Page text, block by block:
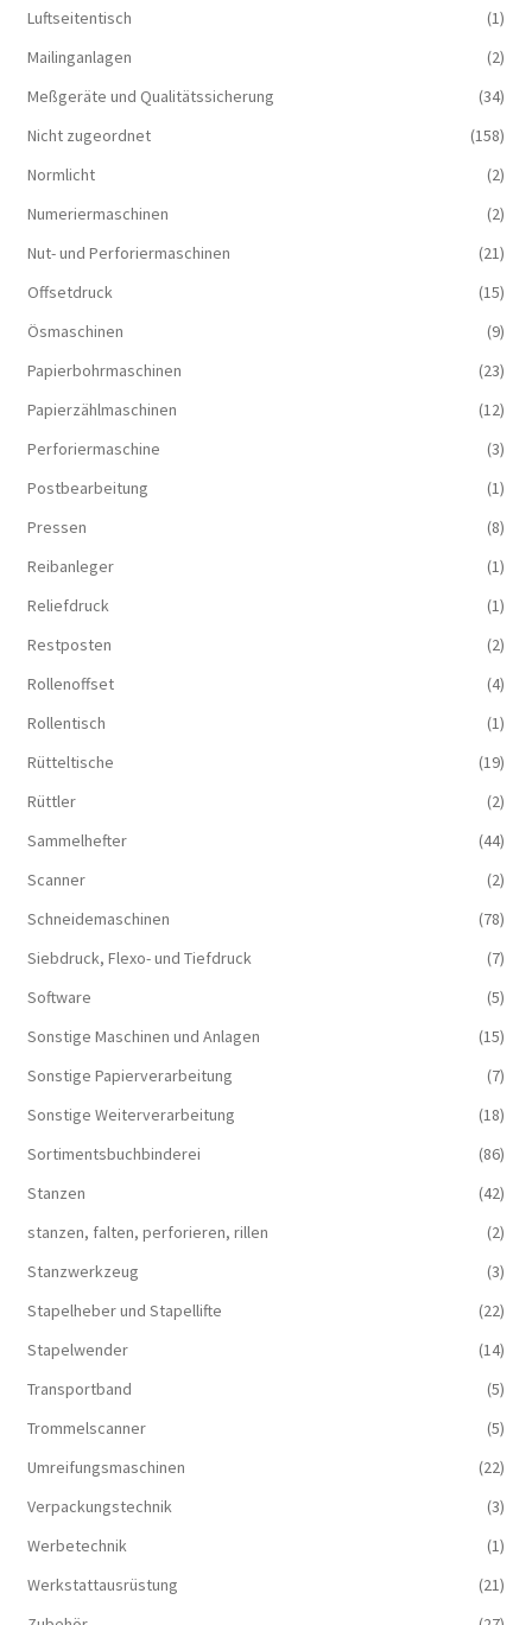
Luftseitentisch
(1)
Mailinganlagen
(2)
Meßgeräte und Qualitätssicherung
(34)
Nicht zugeordnet
(158)
Normlicht
(2)
Numeriermaschinen
(2)
Nut- und Perforiermaschinen
(21)
Offsetdruck
(15)
Ösmaschinen
(9)
Papierbohrmaschinen
(23)
Papierzählmaschinen
(12)
Perforiermaschine
(3)
Postbearbeitung
(1)
Pressen
(8)
Reibanleger
(1)
Reliefdruck
(1)
Restposten
(2)
Rollenoffset
(4)
Rollentisch
(1)
Rütteltische
(19)
Rüttler
(2)
Sammelhefter
(44)
Scanner
(2)
Schneidemaschinen
(78)
Siebdruck, Flexo- und Tiefdruck
(7)
Software
(5)
Sonstige Maschinen und Anlagen
(15)
Sonstige Papierverarbeitung
(7)
Sonstige Weiterverarbeitung
(18)
Sortimentsbuchbinderei
(86)
Stanzen
(42)
stanzen, falten, perforieren, rillen
(2)
Stanzwerkzeug
(3)
Stapelheber und Stapellifte
(22)
Stapelwender
(14)
Transportband
(5)
Trommelscanner
(5)
Umreifungsmaschinen
(22)
Verpackungstechnik
(3)
Werbetechnik
(1)
Werkstattausrüstung
(21)